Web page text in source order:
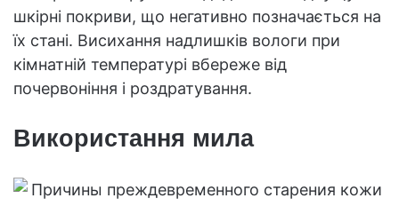
шкірні покриви, що негативно позначається на
їх стані. Висихання надлишків вологи при
кімнатній температурі вбереже від
почервоніння і роздратування.
Використання мила